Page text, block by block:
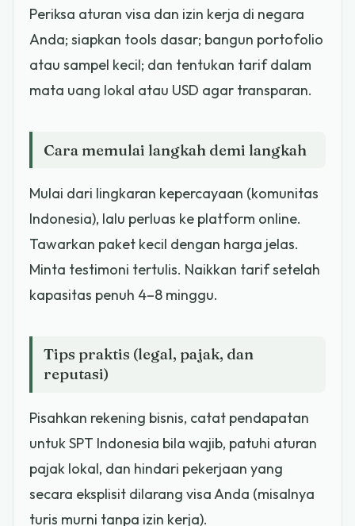
Periksa aturan visa dan izin kerja di negara
Anda; siapkan tools dasar; bangun portofolio
atau sampel kecil; dan tentukan tarif dalam
mata uang lokal atau USD agar transparan.
Cara memulai langkah demi langkah
Mulai dari lingkaran kepercayaan (komunitas
Indonesia), lalu perluas ke platform online.
Tawarkan paket kecil dengan harga jelas.
Minta testimoni tertulis. Naikkan tarif setelah
kapasitas penuh 4–8 minggu.
Tips praktis (legal, pajak, dan
reputasi)
Pisahkan rekening bisnis, catat pendapatan
untuk SPT Indonesia bila wajib, patuhi aturan
pajak lokal, dan hindari pekerjaan yang
secara eksplisit dilarang visa Anda (misalnya
turis murni tanpa izin kerja).